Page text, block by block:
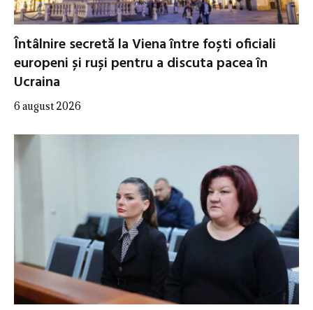
Întâlnire secretă la Viena între foști oficiali
europeni și ruși pentru a discuta pacea în
Ucraina
6 august 2026